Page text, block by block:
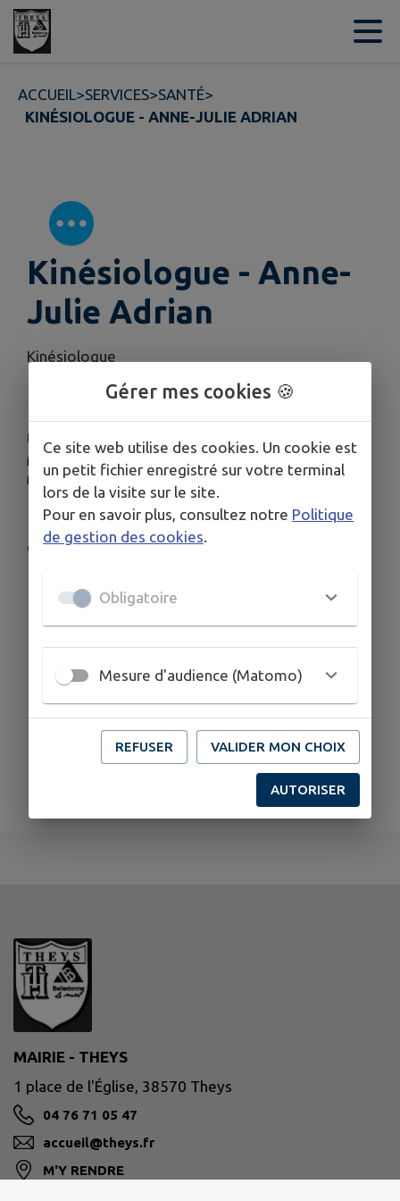
Contenu
ACCUEIL>SERVICES>SANTÉ>
KINÉSIOLOGUE - ANNE-JULIE ADRIAN
Kinésiologue - Anne-
Julie Adrian
Kinésiologue
HORAIRES
Mardi apm
Mercredi matin/apm sur Rdv
COORDONNÉES
0631104592
MAIRIE - THEYS
1 place de l'Église, 38570 Theys
04 76 71 05 47
accueil@theys.fr
M'Y RENDRE
Gérer mes cookies 🍪
Ce site web utilise des cookies. Un cookie est
un petit fichier enregistré sur votre terminal
lors de la visite sur le site.
Pour en savoir plus, consultez notre Politique
de gestion des cookies
Obligatoire
Mesure d'audience (Matomo)
REFUSER VALIDER MON CHOIX
AUTORISER